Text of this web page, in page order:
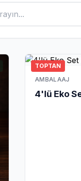
TOPTAN
AMBALAAJ
4'lü Eko